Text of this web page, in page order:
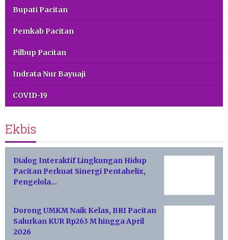
Bupati Pacitan
Pemkab Pacitan
Pilbup Pacitan
Indrata Nur Bayuaji
COVID-19
Ekbis
Dialog Interaktif Lingkungan Hidup
Pacitan Perkuat Sinergi Pentahelix,
Pengelola…
Dorong UMKM Naik Kelas, BRI Pacitan
Salurkan KUR Rp263 M hingga April
2026